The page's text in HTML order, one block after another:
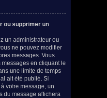
ou supprimer un
un administrateur ou
ne pouvez modifier
messages. Vous
en cliquant le
une limite de temps
ait été publié. Si
votre message, un
du message affichera